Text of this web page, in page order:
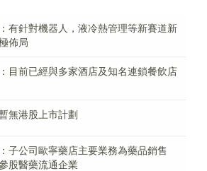
有針對機器人，液冷熱管理等新賽道新
佈局
目前已經與多家酒店及知名連鎖餐飲店
無港股上市計劃
子公司歐寧藥店主要業務為藥品銷售
股醫藥流通企業